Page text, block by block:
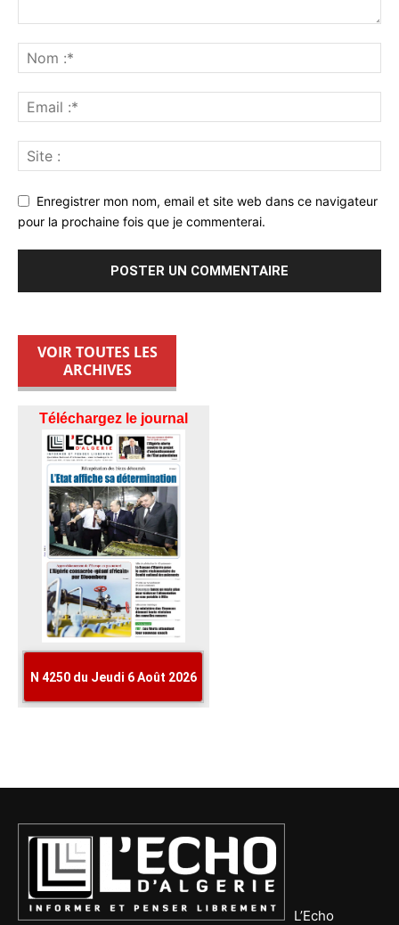
Enregistrer mon nom, email et site web dans ce navigateur
pour la prochaine fois que je commenterai.
VOIR TOUTES LES
ARCHIVES
L’Echo